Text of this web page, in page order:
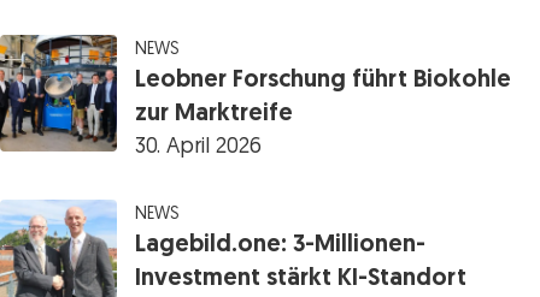
NEWS
Leobner Forschung führt Biokohle
zur Marktreife
30. April 2026
NEWS
Lagebild.one: 3-Millionen-
Investment stärkt KI-Standort